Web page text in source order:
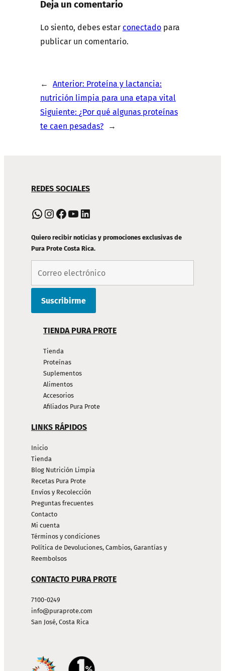
Deja un comentario
Lo siento, debes estar conectado para
publicar un comentario.
← Anterior: Proteína y lactancia:
nutrición limpia para una etapa vital
Siguiente: ¿Por qué algunas proteínas
te caen pesadas?
→
DE
PIE
PÁGINA
REDES SOCIALES
WhatsApp Instagram Facebook YouTube LinkedIn
Quiero recibir noticias y promociones exclusivas de
Pura Prote Costa Rica.
TIENDA PURA PROTE
Tienda
Proteínas
Suplementos
Alimentos
Accesorios
Afiliados Pura Prote
LINKS RÁPIDOS
Inicio
Tienda
Blog Nutrición Limpia
Recetas Pura Prote
Envíos y Recolección
Preguntas frecuentes
Contacto
Mi cuenta
Términos y condiciones
Política de Devoluciones, Cambios, Garantías y
Reembolsos
CONTACTO PURA PROTE
7100-0249
info@puraprote.com
San José, Costa Rica